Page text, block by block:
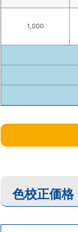
1,000
色校正価格